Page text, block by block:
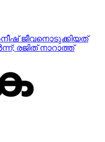
ജീവനൊടുക്കിയത്
രജിത് നാറാത്ത്